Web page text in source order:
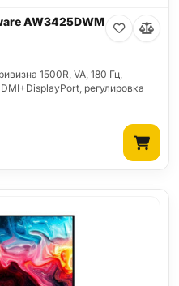
AW3425DWM
1500R, VA, 180 Гц,
регулировка